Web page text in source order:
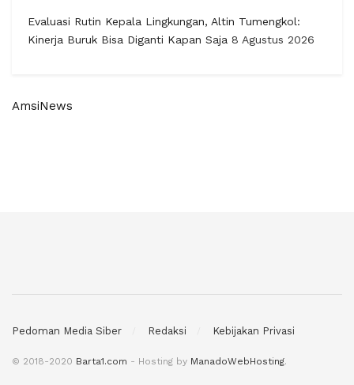
Evaluasi Rutin Kepala Lingkungan, Altin Tumengkol:
Kinerja Buruk Bisa Diganti Kapan Saja 8 Agustus 2026
AmsiNews
Pedoman Media Siber Redaksi Kebijakan Privasi
© 2018-2020 Barta1.com - Hosting by ManadoWebHosting.